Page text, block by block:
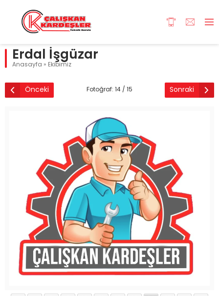
Erdal İşgüzar
Anasayfa » Ekibimiz
Önceki Fotoğraf: 14 / 15 Sonraki